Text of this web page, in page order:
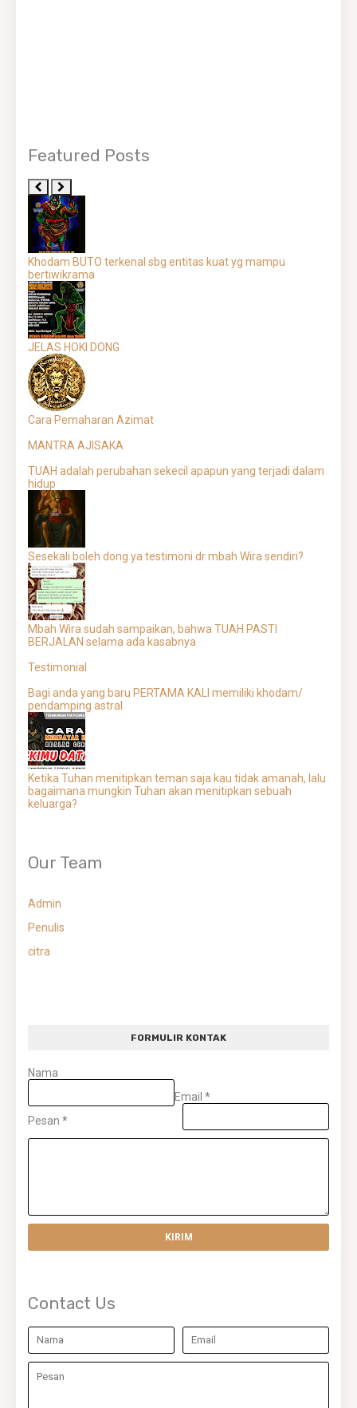
Featured Posts
Khodam BUTO terkenal sbg entitas kuat yg mampu
bertiwikrama
JELAS HOKI DONG
Cara Pemaharan Azimat
MANTRA AJISAKA
TUAH adalah perubahan sekecil apapun yang terjadi dalam
hidup
Sesekali boleh dong ya testimoni dr mbah Wira sendiri?
Mbah Wira sudah sampaikan, bahwa TUAH PASTI
BERJALAN selama ada kasabnya
Testimonial
Bagi anda yang baru PERTAMA KALI memiliki khodam/
pendamping astral
Ketika Tuhan menitipkan teman saja kau tidak amanah, lalu
bagaimana mungkin Tuhan akan menitipkan sebuah
keluarga?
Our Team
Admin
Penulis
citra
FORMULIR KONTAK
Nama
Email *
Pesan *
Contact Us